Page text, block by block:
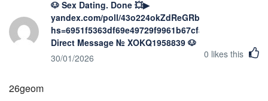
🐶 Sex Dating. Done 💥▶
yandex.com/poll/43o224okZdReGRb1Q8PXXJ?
hs=6951f5363df69e49729f9961b67cfad4&
Direct Message № XOKQ1958839 🐶
30/01/2026
0 likes this
26geom